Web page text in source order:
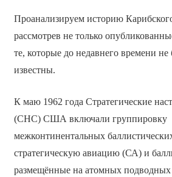
Проанализируем историю
рассмотрев не только
те, которые до недавнего времени
известны.
К маю 1962 года Стратегические
(СНС) США включали группировку
межконтинентальных
стратегическую авиацию (СА) и
размещённые на атомных